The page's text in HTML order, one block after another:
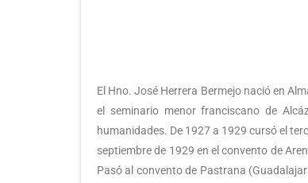
El Hno. José Herrera Bermejo nació en
el seminario menor franciscano de
humanidades. De 1927 a 1929 cursó el
septiembre de 1929 en el convento de
Pasó al convento de Pastrana